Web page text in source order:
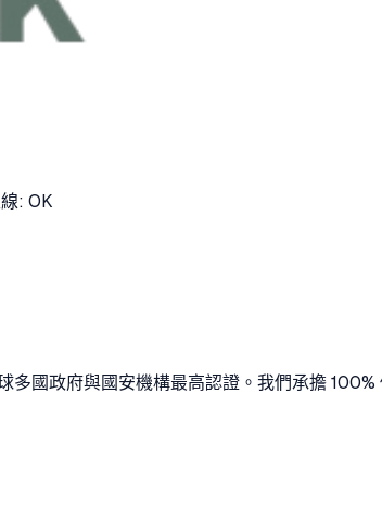
: OK
國政府與國安機構最高認證。我們承擔